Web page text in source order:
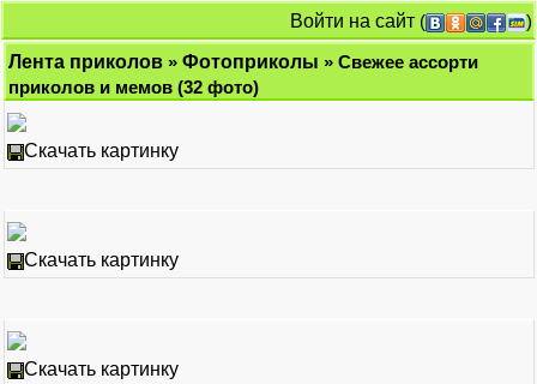
Войти на сайт (
)
Лента приколов » Фотоприколы » Свежее ассорти
приколов и мемов (32 фото)
Скачать картинку
Скачать картинку
Скачать картинку